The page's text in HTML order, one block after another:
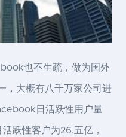
也不生疏，做为国外
，大概有八千万家公司进
日活跃性用户量
跃性客户为26.五亿，